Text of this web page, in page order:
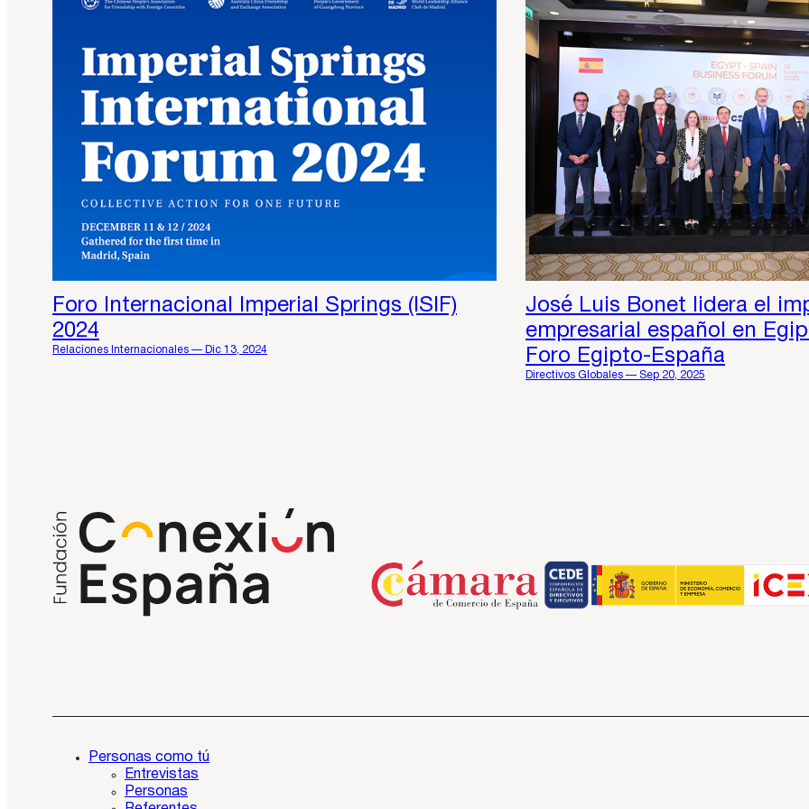
Foro Internacional Imperial Springs (ISIF)
2024
Relaciones Internacionales — Dic 13, 2024
José Luis Bonet lidera el
empresarial español en
Foro Egipto-España
Directivos Globales — Sep 20, 2025
Personas como tú
Entrevistas
Personas